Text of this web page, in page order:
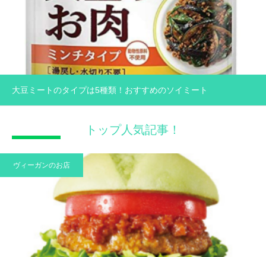
For our earth
私たちの地球のために
For someone
大豆ミートのタイプは5種類！おすすめのソイミート
トップ人気記事！
ヴィーガンのお店